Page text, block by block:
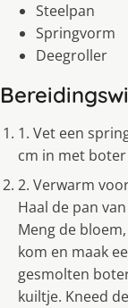
Steelpan
Springvorm
Deegroller
1. Vet een
cm in met
2. Verwarm
Haal de pan
Meng de
kom en maak
gesmolten
kuiltje. Kneed